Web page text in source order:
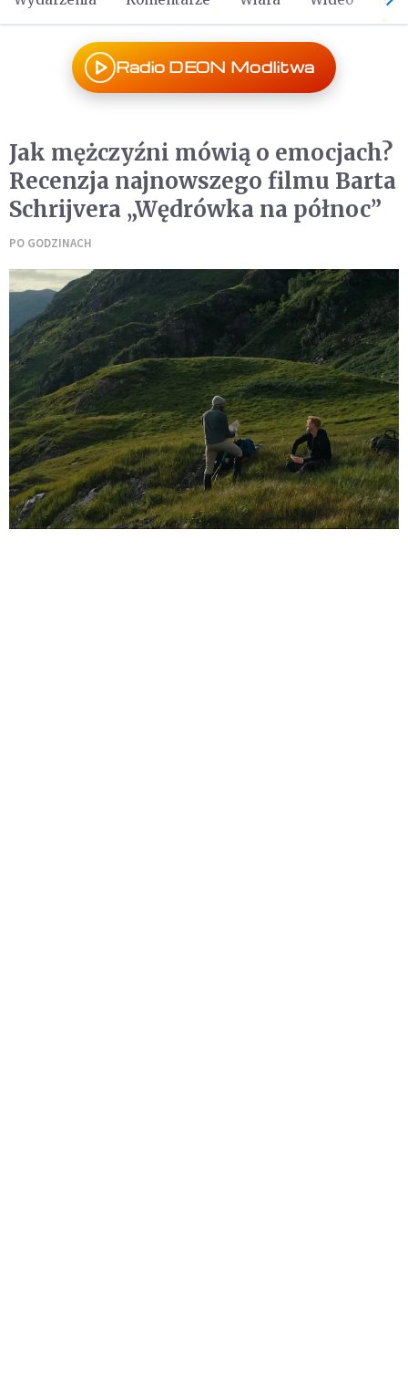
Radio DEON Modlitwa
Jak mężczyźni mówią o emocjach?
Recenzja najnowszego filmu Barta
Schrijvera „Wędrówka na północ”
PO GODZINACH